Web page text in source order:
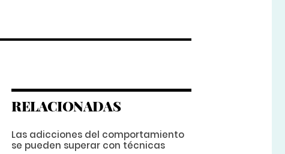
RELACIONADAS
Las adicciones del comportamiento
se pueden superar con técnicas